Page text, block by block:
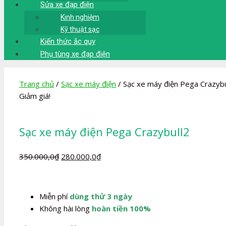
Sửa xe đạp điện
Kinh nghiệm
Kỹ thuật sạc
Kiến thức ắc quy
Phụ tùng xe đạp điện
Trang chủ / Sạc xe máy điện / Sạc xe máy điện Pega
Giảm giá!
Sạc xe máy điện Pega Crazybull2
350.000,0₫ Giá
350.000,0₫.
280.000,0₫Giá
là:
280.000,0₫.
Miễn phí dùng thử 3 ngày
Không hài lòng hoàn tiền 100%